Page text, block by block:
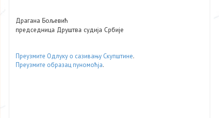
Драгана Бољевић
председница Друштва судија Србије
Преузмите Одлуку о сазивању Скупштине.
Преузмите образац пуномоћја.